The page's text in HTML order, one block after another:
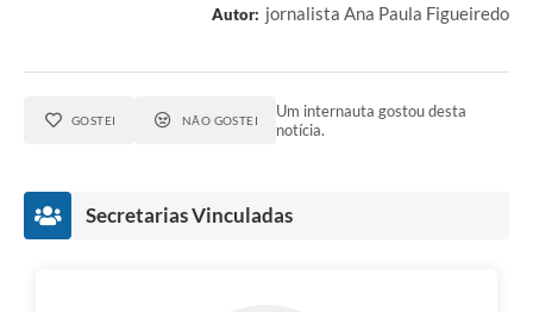
Autor: jornalista Ana Paula Figueiredo
GOSTEI NÃO GOSTEI
Um internauta gostou desta
notícia.
Secretarias Vinculadas